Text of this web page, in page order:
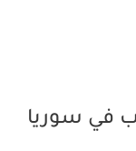
في سوريا